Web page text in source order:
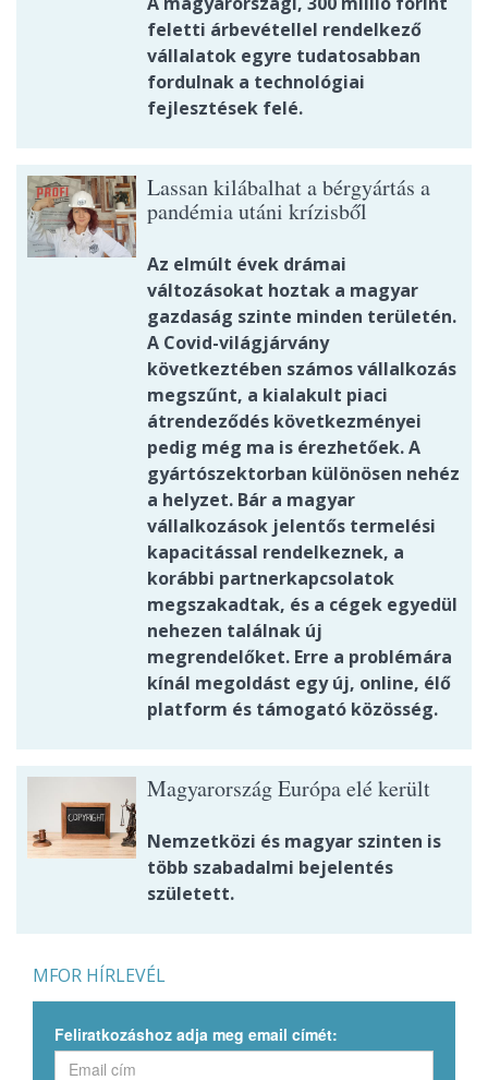
feletti árbevétellel rendelkező
vállalatok egyre tudatosabban
fordulnak a technológiai
fejlesztések felé.
Lassan kilábalhat a bérgyártás a
pandémia utáni krízisből
Az elmúlt évek drámai
változásokat hoztak a magyar
gazdaság szinte minden területén.
A Covid-világjárvány
következtében számos vállalkozás
megszűnt, a kialakult piaci
átrendeződés következményei
pedig még ma is érezhetőek. A
gyártószektorban különösen nehéz
a helyzet. Bár a magyar
vállalkozások jelentős termelési
kapacitással rendelkeznek, a
korábbi partnerkapcsolatok
megszakadtak, és a cégek egyedül
nehezen találnak új
megrendelőket. Erre a problémára
kínál megoldást egy új, online, élő
platform és támogató közösség.
Magyarország Európa elé került
Nemzetközi és magyar szinten is
több szabadalmi bejelentés
született.
MFOR HÍRLEVÉL
Feliratkozáshoz adja meg email címét: